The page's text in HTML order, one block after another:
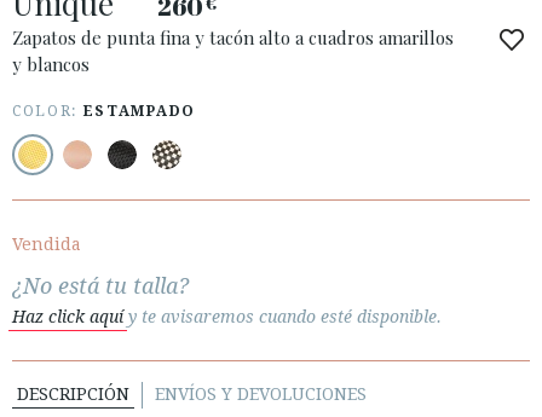
ACCESO A MI PEDIDO
ESPAÑOL
PAÍS: ESPAÑA (PENINSULA Y BALEARES)
· CAMBIOS Y DEVOLUCIONES
· POLÍTICA DE PRIVACIDAD
· TÉRMINOS Y CONDICIONES
260
Zapatos de punta fina y tacón alto a cuadros amarillos
y blancos
COLOR: ESTAMPADO
Vendida
¿No está tu talla?
Haz click aquíy te avisaremos cuando esté disponible.
DESCRIPCIÓN ENVÍOS Y DEVOLUCIONES